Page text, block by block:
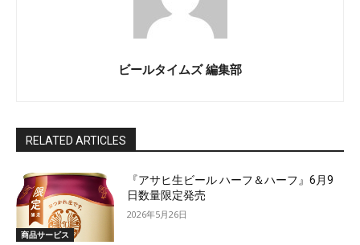
ビールタイムズ 編集部
RELATED ARTICLES
商品サービス
『アサヒ生ビール ハーフ＆ハーフ』6月9
日数量限定発売
2026年5月26日